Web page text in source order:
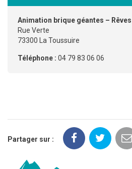
Animation brique géantes –
Rue Verte
73300 La Toussuire
Téléphone : 04 79 83 06 06
Partager sur :